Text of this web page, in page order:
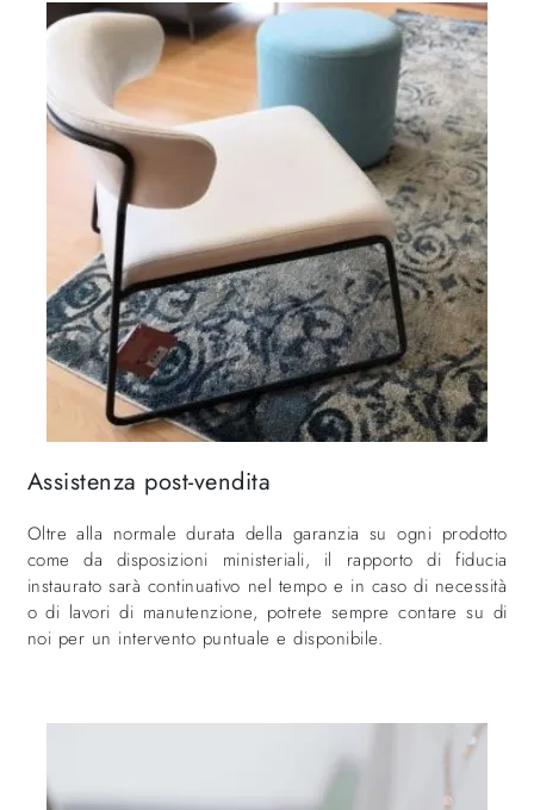
Assistenza post-vendita
Oltre alla normale durata della garanzia su ogni prodotto
come da disposizioni ministeriali, il rapporto di fiducia
instaurato sarà continuativo nel tempo e in caso di necessità
o di lavori di manutenzione, potrete sempre contare su di
noi per un intervento puntuale e disponibile.